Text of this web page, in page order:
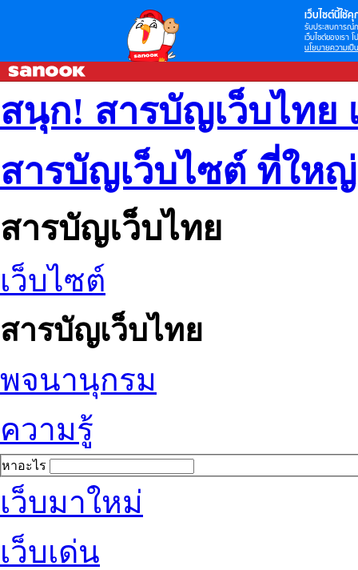
เว็บไซต์นี้ใช้คุ
รับประสบการณ์
เว็บไซต์ของเรา
นโยบายความเป็
สนุก! สารบัญเว็บไทย
สารบัญเว็บไซต์ ที่ให
สารบัญเว็บไทย
เว็บไซต์
สารบัญเว็บไทย
พจนานุกรม
ความรู้
หาอะไร
เว็บมาใหม่
เว็บเด่น